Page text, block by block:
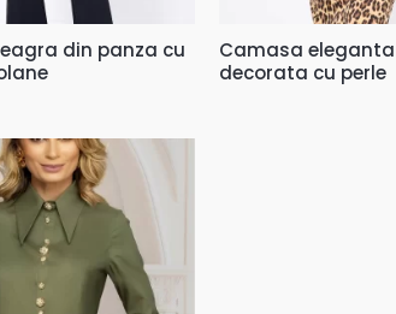
din panza cu
Camasa
decorata cu perle